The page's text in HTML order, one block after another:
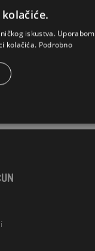
iskustva. Uporabom
kolačića. Podrobno